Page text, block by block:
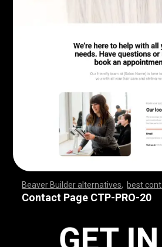
Beaver Builder alternatives best
,,,,,,,,,,,,,,,,,,,,,,,,,,,,, ,,,,,,,,,,
,,,,,,,,,,,,,,,
Contact Page CTP-PRO-20